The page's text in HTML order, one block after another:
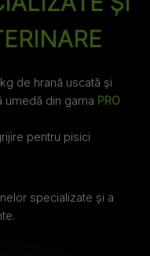
de hrană uscată și
umedă din gama PRO
pentru pisici
specializate și a